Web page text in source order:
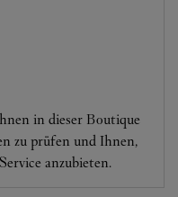
in dieser Boutique
zu prüfen und Ihnen,
anzubieten.